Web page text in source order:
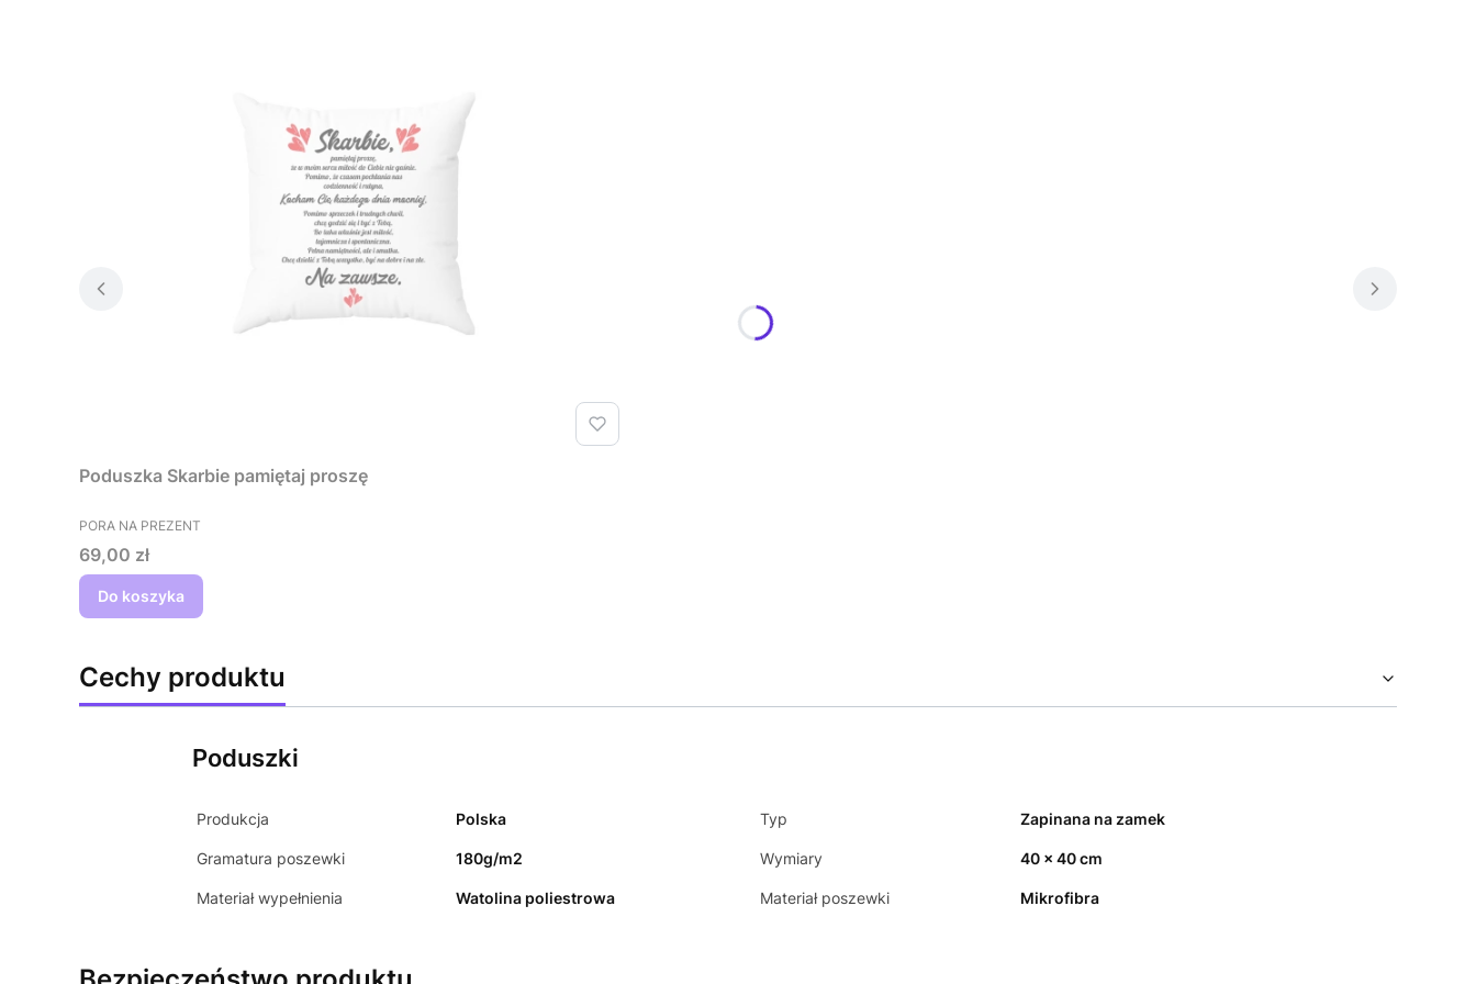
Poduszka Skarbie pamiętaj proszę
PRODUCENT
PORA NA PREZENT
Cena
69,00 zł
Do koszyka
Cechy produktu
Poduszki
Produkcja Polska Typ Zapinana na zamek
Gramatura poszewki 180g/m2 Wymiary 40 x 40 cm
Materiał wypełnienia Watolina poliestrowa Materiał poszewki Mikrofibra